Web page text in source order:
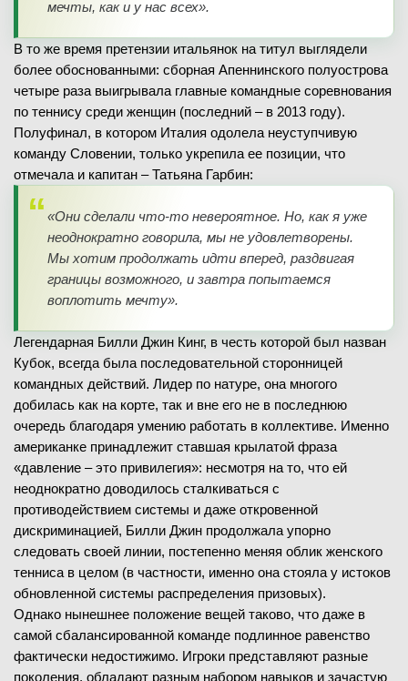
мечты, как и у нас всех».
В то же время претензии итальянок на титул выглядели
более обоснованными: сборная Апеннинского полуострова
четыре раза выигрывала главные командные соревнования
по теннису среди женщин (последний – в 2013 году).
Полуфинал, в котором Италия одолела неуступчивую
команду Словении, только укрепила ее позиции, что
отмечала и капитан – Татьяна Гарбин:
«Они сделали что-то невероятное. Но, как я уже
неоднократно говорила, мы не удовлетворены.
Мы хотим продолжать идти вперед, раздвигая
границы возможного, и завтра попытаемся
воплотить мечту».
Легендарная Билли Джин Кинг, в честь которой был назван
Кубок, всегда была последовательной сторонницей
командных действий. Лидер по натуре, она многого
добилась как на корте, так и вне его не в последнюю
очередь благодаря умению работать в коллективе. Именно
американке принадлежит ставшая крылатой фраза
«давление – это привилегия»: несмотря на то, что ей
неоднократно доводилось сталкиваться с
противодействием системы и даже откровенной
дискриминацией, Билли Джин продолжала упорно
следовать своей линии, постепенно меняя облик женского
тенниса в целом (в частности, именно она стояла у истоков
обновленной системы распределения призовых).
Однако нынешнее положение вещей таково, что даже в
самой сбалансированной команде подлинное равенство
фактически недостижимо. Игроки представляют разные
поколения, обладают разным набором навыков и зачастую